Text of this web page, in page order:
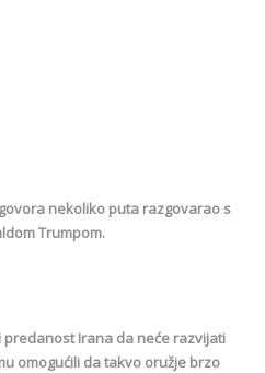
nekoliko puta razgovarao s
Trumpom.
Irana da neće razvijati
omogućili da takvo oružje brzo